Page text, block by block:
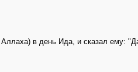
в день Ида, и сказал ему: